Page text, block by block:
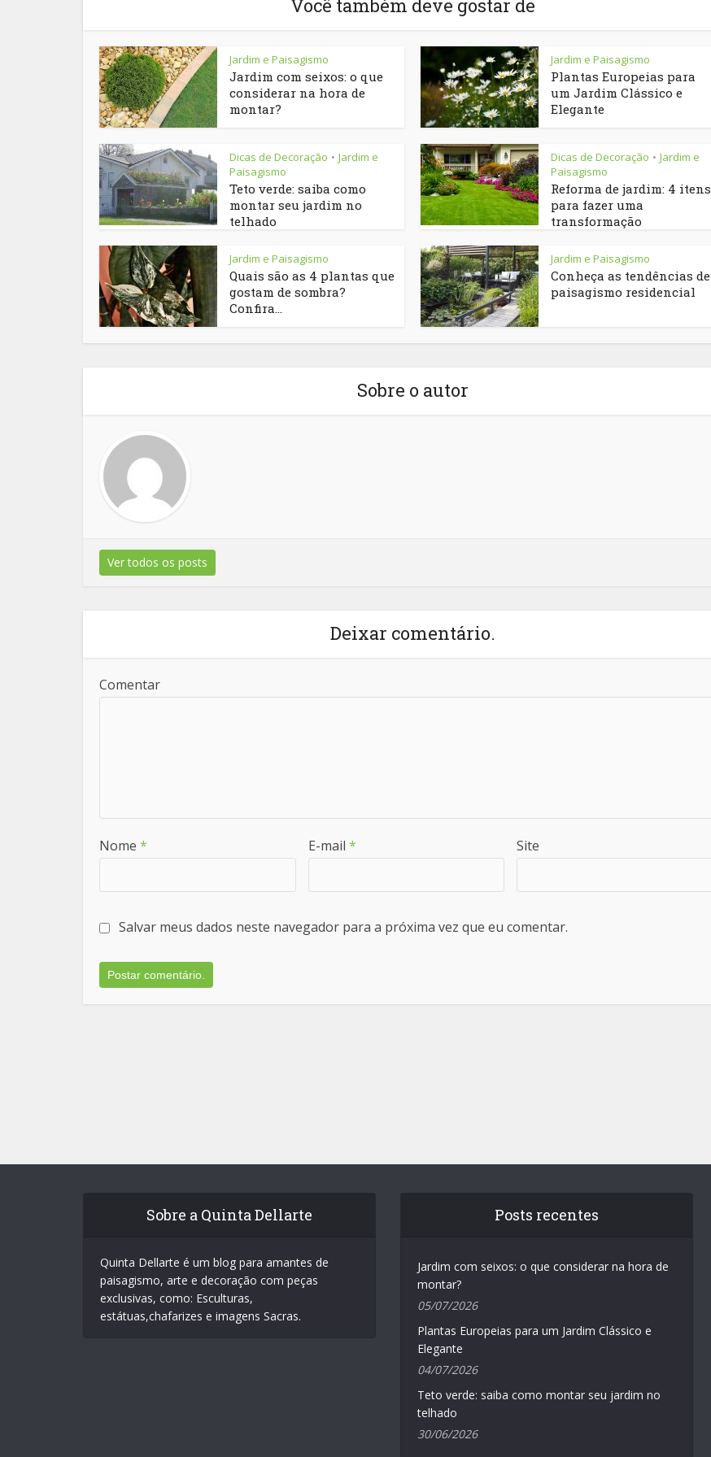
Você também deve gostar de
Jardim e Paisagismo
Jardim com seixos: o que
considerar na hora de
montar?
Jardim e Paisagismo
Plantas Europeias para
um Jardim Clássico e
Elegante
Dicas de Decoração • Jardim e
Paisagismo
Teto verde: saiba como
montar seu jardim no
telhado
Dicas de Decoração • Jardim e
Paisagismo
Reforma de jardim: 4 itens
para fazer uma
transformação
Jardim e Paisagismo
Quais são as 4 plantas que
gostam de sombra?
Confira...
Jardim e Paisagismo
Conheça as tendências de
paisagismo residencial
Sobre o autor
Ver todos os posts
Deixar comentário.
Comentar
Nome * E-mail * Site
Salvar meus dados neste navegador para a próxima vez que eu comentar.
Sobre a Quinta Dellarte
Quinta Dellarte é um blog para amantes de
paisagismo, arte e decoração com peças
exclusivas, como: Esculturas,
estátuas,chafarizes e imagens Sacras.
Posts recentes
Jardim com seixos: o que considerar na hora de
montar?
05/07/2026
Plantas Europeias para um Jardim Clássico e
Elegante
04/07/2026
Teto verde: saiba como montar seu jardim no
telhado
30/06/2026